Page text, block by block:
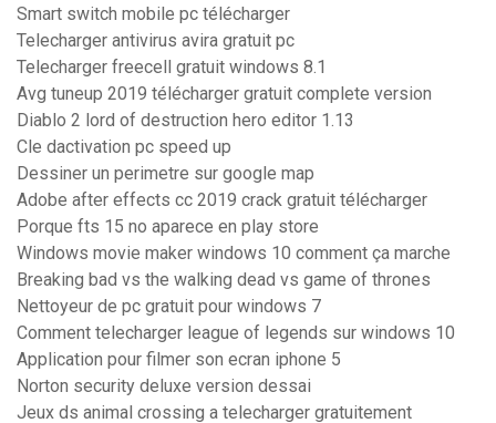
Smart switch mobile pc télécharger
Telecharger antivirus avira gratuit pc
Telecharger freecell gratuit windows 8.1
Avg tuneup 2019 télécharger gratuit complete version
Diablo 2 lord of destruction hero editor 1.13
Cle dactivation pc speed up
Dessiner un perimetre sur google map
Adobe after effects cc 2019 crack gratuit télécharger
Porque fts 15 no aparece en play store
Windows movie maker windows 10 comment ça marche
Breaking bad vs the walking dead vs game of thrones
Nettoyeur de pc gratuit pour windows 7
Comment telecharger league of legends sur windows 10
Application pour filmer son ecran iphone 5
Norton security deluxe version dessai
Jeux ds animal crossing a telecharger gratuitement